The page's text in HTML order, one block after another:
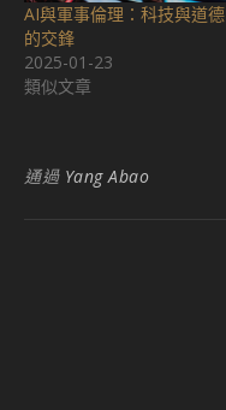
AI與軍事倫理：科技與道德
的交鋒
2025-01-23
類似文章
通過 Yang Abao